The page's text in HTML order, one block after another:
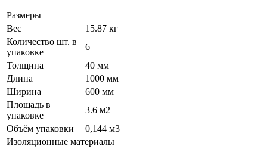
Размеры
Вес
15.87 кг
Количество шт. в
упаковке
6
Толщина
40 мм
Длина
1000 мм
Ширина
600 мм
Площадь в
упаковке
3.6 м2
Объём упаковки
0,144 м3
Изоляционные материалы